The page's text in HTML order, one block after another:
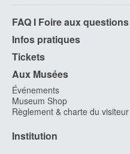
FAQ I Foire aux questions
Infos pratiques
Tickets
Aux Musées
Événements
Museum Shop
Règlement & charte du visiteur
Institution